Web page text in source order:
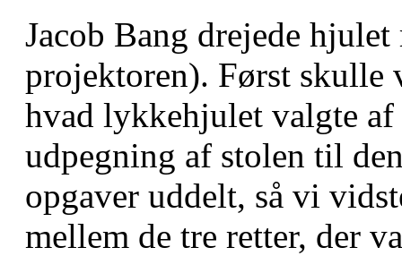
Jacob Bang drejede
projektoren). Først skulle
hvad lykkehjulet valgte
udpegning af stolen til
opgaver uddelt, så vi
mellem de tre retter, der